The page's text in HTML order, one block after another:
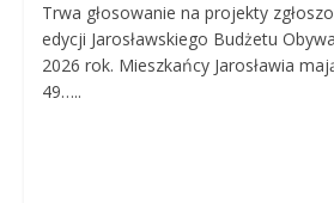
Trwa głosowanie na projekty
edycji Jarosławskiego Budżetu
2026 rok. Mieszkańcy Jarosławia
49…..